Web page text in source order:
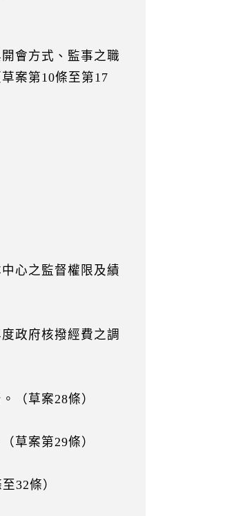
會方式、監事之職
案第10條至第17
心之監督權限及績
政府核撥經費之調
（草案28條）
草案第29條）
32條）